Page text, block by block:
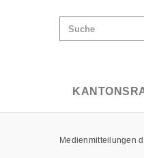
Inhalt
Pfadnavigation
Medienmitteilungen